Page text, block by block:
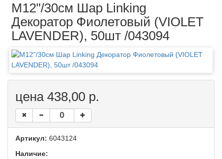
M12"/30см Шар Linking
Декоратор Фиолетовый (VIOLET
LAVENDER), 50шт /043094
цена 438,00 р.
Артикул: 6043124
Наличие: